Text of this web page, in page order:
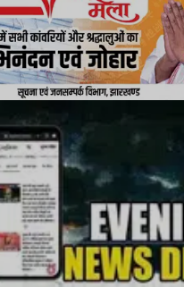
कई खबरें व वीडियो।।